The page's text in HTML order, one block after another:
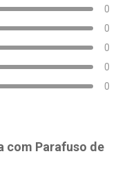
0
0
0
0
0
com Parafuso de